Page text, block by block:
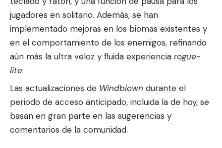
jugadores en solitario. Además, se han
implementado mejoras en los biomas existentes y
en el comportamiento de los enemigos, refinando
aún más la ultra veloz y fluida experiencia rogue-
lite.
Las actualizaciones de Windblown durante el
periodo de acceso anticipado, incluida la de hoy, se
basan en gran parte en las sugerencias y
comentarios de la comunidad.